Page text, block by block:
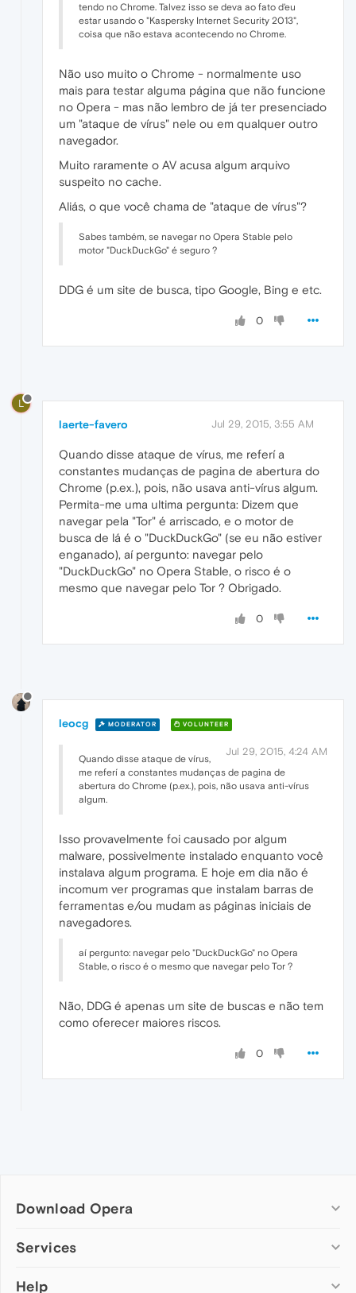
tendo no Chrome. Talvez isso se deva ao fato d'eu
estar usando o "Kaspersky Internet Security 2013",
coisa que não estava acontecendo no Chrome.
Não uso muito o Chrome - normalmente uso
mais para testar alguma página que não funcione
no Opera - mas não lembro de já ter presenciado
um "ataque de vírus" nele ou em qualquer outro
navegador.
Muito raramente o AV acusa algum arquivo
suspeito no cache.
Aliás, o que você chama de "ataque de vírus"?
Sabes também, se navegar no Opera Stable pelo
motor "DuckDuckGo" é seguro ?
DDG é um site de busca, tipo Google, Bing e etc.
0
L
laerte-favero Jul 29, 2015, 3:55 AM
Quando disse ataque de vírus, me referí a
constantes mudanças de pagina de abertura do
Chrome (p.ex.), pois, não usava anti-vírus algum.
Permita-me uma ultima pergunta: Dizem que
navegar pela "Tor" é arriscado, e o motor de
busca de lá é o "DuckDuckGo" (se eu não estiver
enganado), aí pergunto: navegar pelo
"DuckDuckGo" no Opera Stable, o risco é o
mesmo que navegar pelo Tor ? Obrigado.
0
leocg MODERATOR VOLUNTEER
Jul 29, 2015, 4:24 AM
Quando disse ataque de vírus,
me referí a constantes mudanças de pagina de
abertura do Chrome (p.ex.), pois, não usava anti-vírus
algum.
Isso provavelmente foi causado por algum
malware, possivelmente instalado enquanto você
instalava algum programa. E hoje em dia não é
incomum ver programas que instalam barras de
ferramentas e/ou mudam as páginas iniciais de
navegadores.
aí pergunto: navegar pelo "DuckDuckGo" no Opera
Stable, o risco é o mesmo que navegar pelo Tor ?
Não, DDG é apenas um site de buscas e não tem
como oferecer maiores riscos.
0
Download Opera
Computer browsers
Opera for Mac
Services
Add-ons
Help